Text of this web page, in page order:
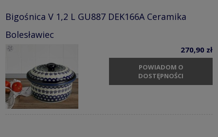
Bigośnica V 1,2 L GU887 DEK166A Ceramika
Bolesławiec
270,90 zł
POWIADOM O
DOSTĘPNOŚCI